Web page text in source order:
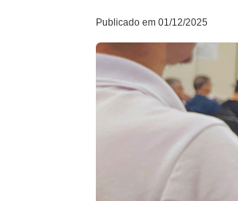
Publicado em 01/12/2025